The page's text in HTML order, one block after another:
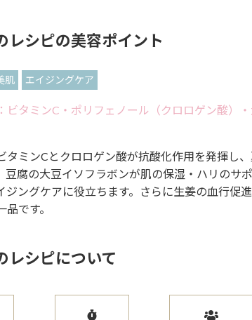
レシピの美容ポイント
肌 エイジングケア
ビタミンC・ポリフェノール（クロロゲン酸）
タミンCとクロロゲン酸が抗酸化作用を発揮し
豆腐の大豆イソフラボンが肌の保湿・ハリのサ
ジングケアに役立ちます。さらに生姜の血行促
です。
レシピについて